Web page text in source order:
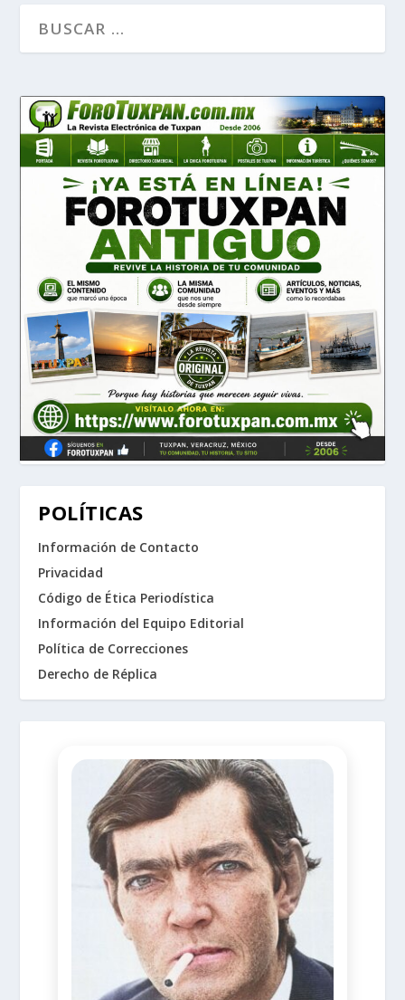
POLÍTICAS
Información de Contacto
Privacidad
Código de Ética Periodística
Información del Equipo Editorial
Política de Correcciones
Derecho de Réplica